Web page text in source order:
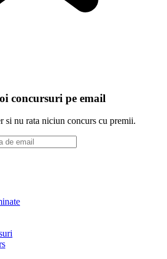
concursuri pe email
si nu rata niciun concurs cu premii.